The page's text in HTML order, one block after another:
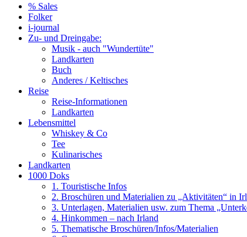
% Sales
Folker
i-journal
Zu- und Dreingabe:
Musik - auch "Wundertüte"
Landkarten
Buch
Anderes / Keltisches
Reise
Reise-Informationen
Landkarten
Lebensmittel
Whiskey & Co
Tee
Kulinarisches
Landkarten
1000 Doks
1. Touristische Infos
2. Broschüren und Materialien zu „Aktivitäten“ in
3. Unterlagen, Materialien usw. zum Thema
4. Hinkommen – nach Irland
5. Thematische Broschüren/Infos/Materialien